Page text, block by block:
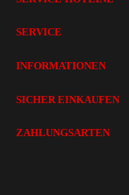
SERVICE
INFORMATIONEN
SICHER EINKAUFEN
ZAHLUNGSARTEN